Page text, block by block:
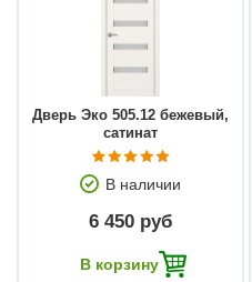
Дверь Эко 505.12 бежевый,
сатинат
В наличии
6 450 руб
В корзину